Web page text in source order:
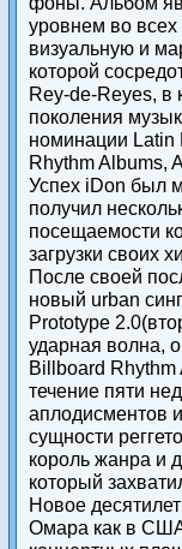
уровнем во
визуальную и
которой
Rey-de-Reyes, в
поколения
номинации Latin
Rhythm Albums,
Успех iDon был
получил
посещаемости
загрузки своих
После своей
новый urban
Prototype
ударная волна,
Billboard
течение пяти
аплодисментов
сущности
король жанра и
который
Новое
Омара как в